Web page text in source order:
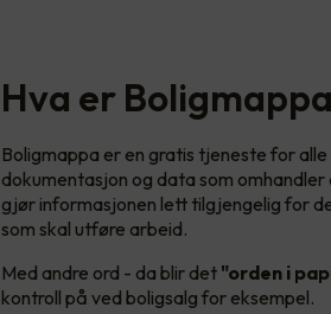
Hva er
Boligmappa er en gratis tjeneste for
dokumentasjon og data som
gjør informasjonen lett tilgjengelig for
som skal utføre arbeid.
Med andre ord - da blir det "orden i
kontroll på ved boligsalg for eksempel.